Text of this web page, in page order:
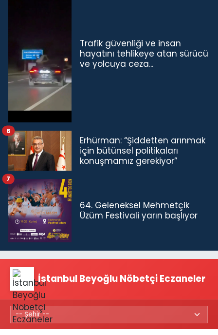
Trafik güvenliği ve insan
hayatını tehlikeye atan sürücü
ve yolcuya ceza...
Erhürman: “Şiddetten arınmak
için bütünsel politikaları
konuşmamız gerekiyor”
6
64. Geleneksel Mehmetçik
Üzüm Festivali yarın başlıyor
7
İstanbul Beyoğlu Nöbetçi Eczaneler